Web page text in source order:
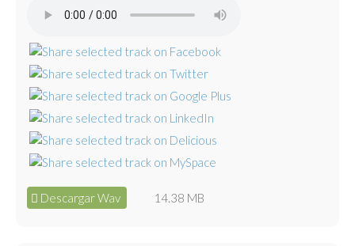
Descargar Wav 14.38 MB